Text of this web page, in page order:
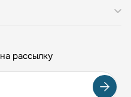
на рассылку